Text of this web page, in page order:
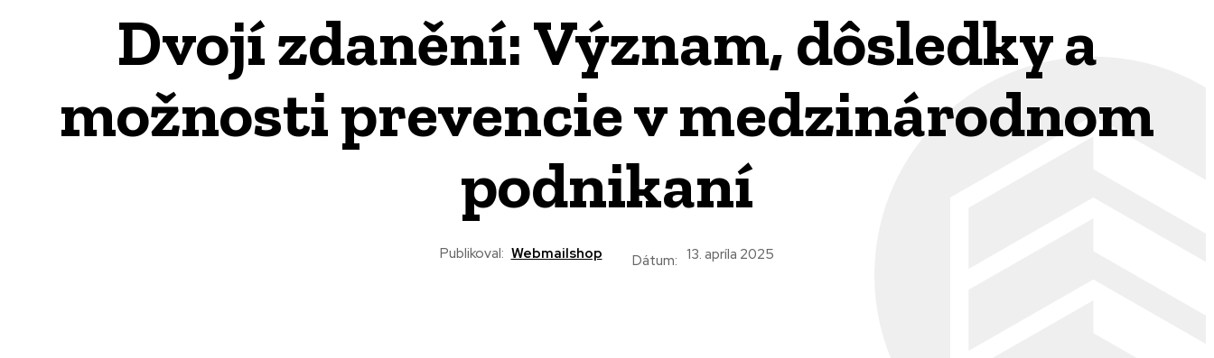
Dvojí zdanění: Význam, dôsledky a
možnosti prevencie v medzinárodnom
podnikaní
Publikoval: Webmailshop Dátum: 13. apríla 2025